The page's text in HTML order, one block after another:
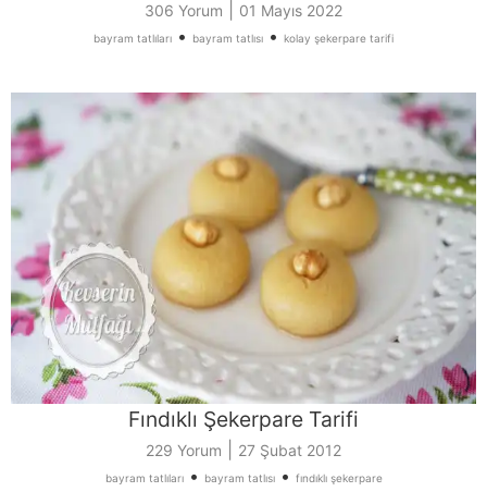
306 Yorum 01 Mayıs 2022
bayram tatlıları • bayram tatlısı • kolay şekerpare tarifi
Fındıklı Şekerpare Tarifi
229 Yorum 27 Şubat 2012
bayram tatlıları• bayram tatlısı• fındıklı şekerpare